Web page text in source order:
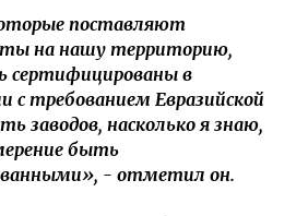
поставляют
на нашу территорию,
в
с требованием Евразийской
заводов, насколько я знаю,
быть
- отметил он.